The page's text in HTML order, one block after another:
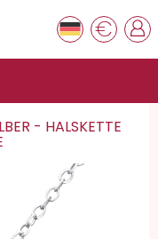
€
- HALSKETTE